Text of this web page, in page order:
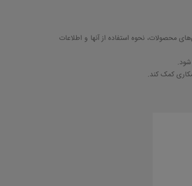
محصولات، نحوه استفاده از آنها و اطلاعات
شود.
کمک کند.